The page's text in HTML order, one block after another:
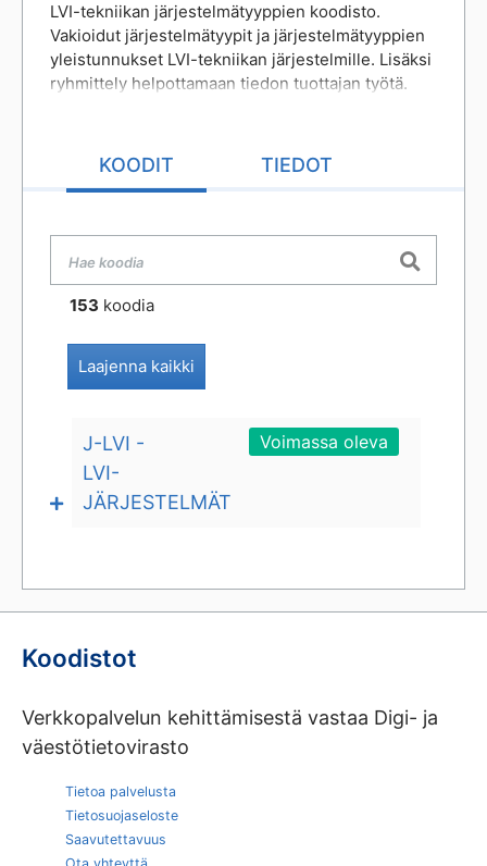
LVI-tekniikan järjestelmätyyppien koodisto.
Vakioidut järjestelmätyypit ja järjestelmätyyppien
yleistunnukset LVI-tekniikan järjestelmille. Lisäksi
ryhmittely helpottamaan tiedon tuottajan työtä.
skaalautuvan koneellisen tunnistettavuuden.
Rakennusvalvontojen koneelliset
luokitusjärjestelmä. Ryhmittelyä varten
koodistossa on mukana järjestelmälaji ja
työtä, mutta ne eivät sellaisinaan ole sallittuja
arvoja varsinaisille järjestelmille. Kaikille
yksittäisille järjestelmille pitää koodistosta valita
löydy, niin silloin käytetään MUU -vaihtoehtoja.
KOODIT TIEDOT
153 koodia
Laajenna kaikki
Voimassa oleva
J-LVI -
LVI-
JÄRJESTELMÄT
Koodistot
Verkkopalvelun kehittämisestä vastaa Digi- ja
väestötietovirasto
Tietoa palvelusta
Tietosuojaseloste
Saavutettavuus